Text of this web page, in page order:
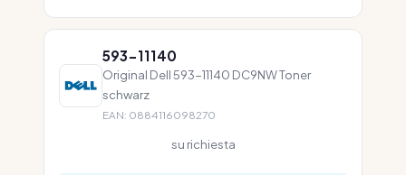
593-11140
Original Dell 593-11140 DC9NW Toner
schwarz
EAN: 0884116098270
su richiesta